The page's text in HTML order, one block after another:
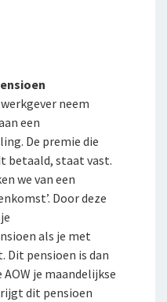
neem
een
De premie die
betaald, staat vast.
we van een
Door deze
als je met
Dit pensioen is dan
je maandelijkse
dit pensioen